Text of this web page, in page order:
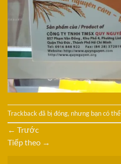
Trackback đã bị đóng, nhưng bạn có thể
← Trước
Tiếp theo →